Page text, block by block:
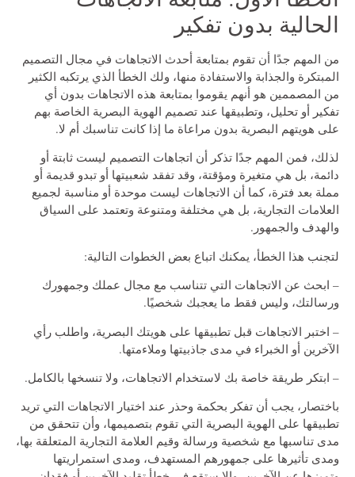
الحالية بدون تفكير
من المهم جدًا أن تقوم بمتابعة أحدث الاتجاهات في مجال التصميم
المبتكرة والجذابة والاستفادة منها، ولك الخطأ الذي يرتكبه الكثير
من المصممين هو أنهم يقوموا بمتابعة هذه الاتجاهات بدون أي
تفكير أو تحليل، وتطبيقها عند تصميم الهوية البصرية الخاصة بهم
على هويتهم البصرية بدون مراعاة ما إذا كانت تناسبك أم لا.
لذلك، فمن المهم جدًا تذكر أن اتجاهات التصميم ليست ثابتة أو
دائمة، بل هي متغيرة ومؤقتة، وقد تفقد شعبيتها أو تبدو قديمة أو
مملة بعد فترة، كما أن الاتجاهات ليست موحدة أو مناسبة لجميع
العلامات التجارية، بل هي مختلفة ومتنوعة وتعتمد على السياق
والهدف والجمهور.
لتجنب هذا الخطأ، يمكنك اتباع بعض الخطوات التالية:
– ابحث عن الاتجاهات التي تتناسب مع مجال عملك وجمهورك
ورسالتك، وليس فقط ما يعجبك شخصيًا.
– اختبر الاتجاهات قبل تطبيقها على هويتك البصرية، واطلب رأي
الآخرين أو الخبراء في مدى جاذبيتها وملاءمتها.
– ابتكر طريقة خاصة بك لاستخدام الاتجاهات، ولا تنسخها بالكامل.
باختصار، يجب أن تفكر بحكمة وحذر عند اختيار الاتجاهات التي تريد
تطبيقها على الهوية البصرية التي تقوم بتصميمها، وأن تتحقق من
مدى تناسبها مع شخصية ورسالة وقيم العلامة التجارية المتعلقة بها،
ومدى تأثيرها على جمهورهم المستهدف، ومدى استمراريتها